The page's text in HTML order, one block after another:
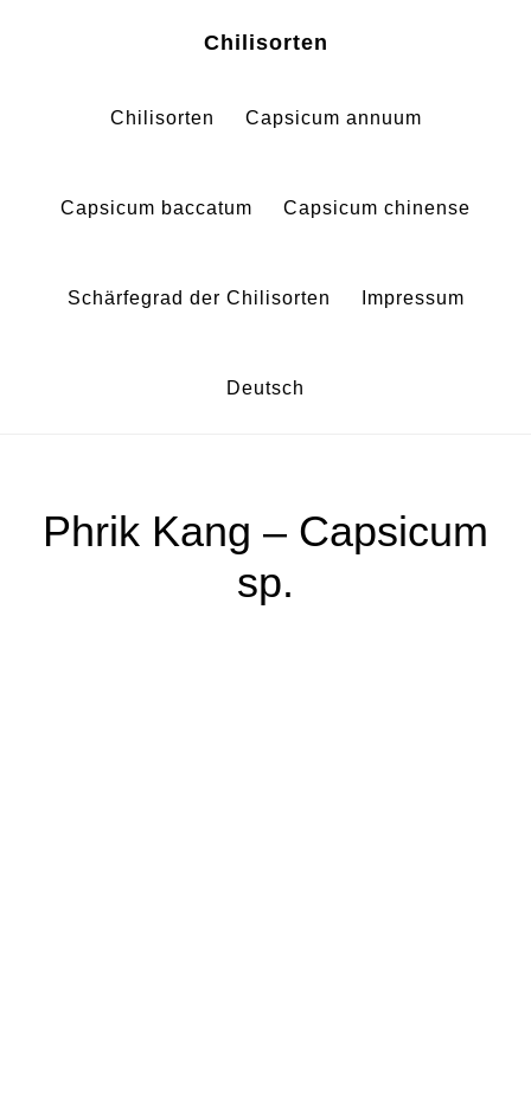
Chilisorten
Chilisorten Capsicum annuum
Capsicum baccatum Capsicum chinense
Schärfegrad der Chilisorten Impressum
Deutsch
Phrik Kang – Capsicum
sp.